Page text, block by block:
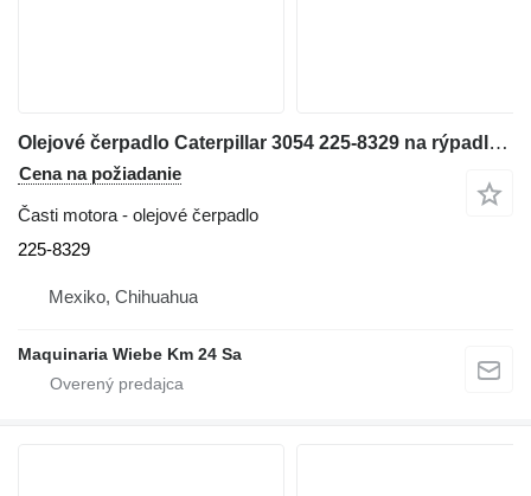
Olejové čerpadlo Caterpillar 3054 225-8329 na rýpadla-nakladača
Cena na požiadanie
Časti motora - olejové čerpadlo
225-8329
Mexiko, Chihuahua
Maquinaria Wiebe Km 24 Sa